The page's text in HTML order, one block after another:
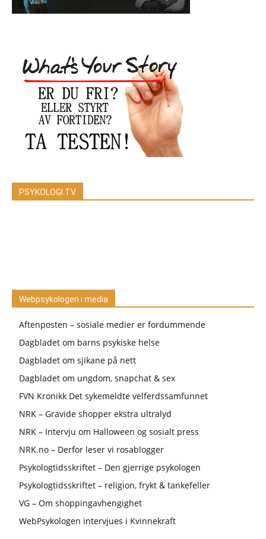
PSYKOLOGI TV
Webpsykologen i media
Aftenposten – sosiale medier er fordummende
Dagbladet om barns psykiske helse
Dagbladet om sjikane på nett
Dagbladet om ungdom, snapchat & sex
FVN Kronikk Det sykemeldte velferdssamfunnet
NRK – Gravide shopper ekstra ultralyd
NRK – Intervju om Halloween og sosialt press
NRK.no – Derfor leser vi rosablogger
Psykologtidsskriftet – Den gjerrige psykologen
Psykologtidsskriftet – religion, frykt & tankefeller
VG – Om shoppingavhengighet
WebPsykologen intervjues i Kvinnekraft